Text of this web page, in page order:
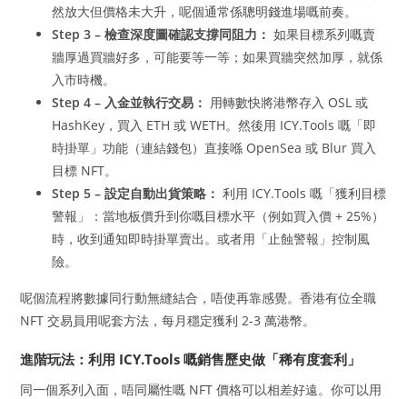
然放大但價格未大升，呢個通常係聰明錢進場嘅前奏。
Step 3 – 檢查深度圖確認支撐同阻力： 如果目標系列嘅賣
牆厚過買牆好多，可能要等一等；如果買牆突然加厚，就係
入市時機。
Step 4 – 入金並執行交易： 用轉數快將港幣存入 OSL 或
HashKey，買入 ETH 或 WETH。然後用 ICY.Tools 嘅「即
時掛單」功能（連結錢包）直接喺 OpenSea 或 Blur 買入
目標 NFT。
Step 5 – 設定自動出貨策略： 利用 ICY.Tools 嘅「獲利目標
警報」：當地板價升到你嘅目標水平（例如買入價 + 25%）
時，收到通知即時掛單賣出。或者用「止蝕警報」控制風
險。
呢個流程將數據同行動無縫結合，唔使再靠感覺。香港有位全職
NFT 交易員用呢套方法，每月穩定獲利 2-3 萬港幣。
進階玩法：利用 ICY.Tools 嘅銷售歷史做「稀有度套利」
同一個系列入面，唔同屬性嘅 NFT 價格可以相差好遠。你可以用